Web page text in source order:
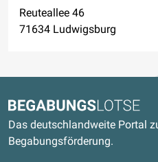
Reuteallee 46
71634 Ludwigsburg
Begabungslotse
Das deutschlandweite Portal
Begabungsförderung.